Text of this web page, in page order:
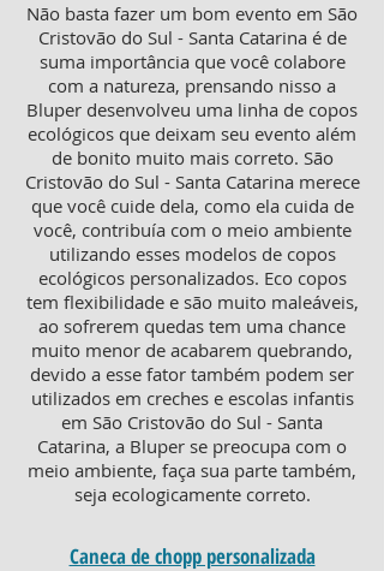
Não basta fazer um bom evento em São
Cristovão do Sul - Santa Catarina é de
suma importância que você colabore
com a natureza, prensando nisso a
Bluper desenvolveu uma linha de copos
ecológicos que deixam seu evento além
de bonito muito mais correto. São
Cristovão do Sul - Santa Catarina merece
que você cuide dela, como ela cuida de
você, contribuía com o meio ambiente
utilizando esses modelos de copos
ecológicos personalizados. Eco copos
tem flexibilidade e são muito maleáveis,
ao sofrerem quedas tem uma chance
muito menor de acabarem quebrando,
devido a esse fator também podem ser
utilizados em creches e escolas infantis
em São Cristovão do Sul - Santa
Catarina, a Bluper se preocupa com o
meio ambiente, faça sua parte também,
seja ecologicamente correto.
Caneca de chopp personalizada